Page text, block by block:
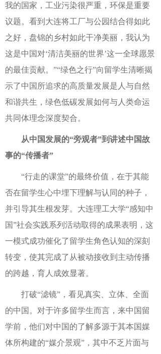
我的国家，工业污染很严重，环保是重要
议题。看到大连将工厂与公园结合得如此
之好，盘锦的乡村如此干净美丽，我认为
这是中国对‘清洁美丽的世界’这一全球愿景
的最佳贡献。”“绿色之行”向留学生清晰揭
示了中国所追求的高质量发展是人与自然
和谐共生，绿色低碳发展如何与人类命运
共同体理念深度契合。
从中国发展的“旁观者”到讲述中国故
事的“传播者”
“行走的课堂”的最终价值，在于其能
否在留学生心中埋下理解与认同的种子，
并引导其生根发芽。大连理工大学“感知中
国”社会实践系列活动取得的成果表明，这
一模式成功催化了留学生角色认知的深刻
转变，使其完成了从被动接收到主动传播
的跨越，育人成效显著。
打破“滤镜”，看见真实、立体、全面
的中国。对于许多留学生而言，来中国留
学前，他们对中国的了解多源于其本国媒
体所构建的“媒介景观”，其中不乏片面与